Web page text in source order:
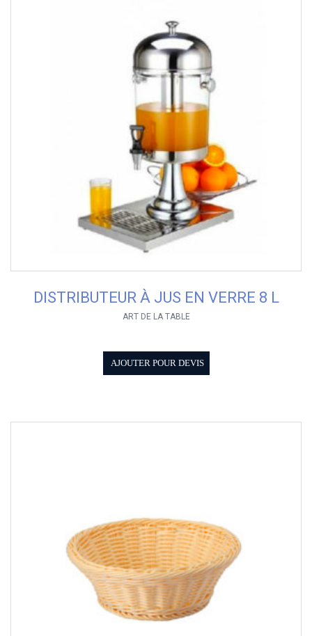
DISTRIBUTEUR À JUS EN VERRE 8 L
ART DE LA TABLE
AJOUTER POUR DEVIS